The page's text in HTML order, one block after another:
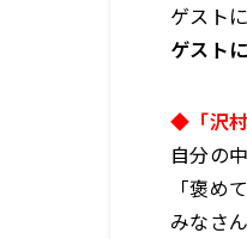
ゲスト
ゲスト
◆「沢村
自分の
「褒め
みなさ